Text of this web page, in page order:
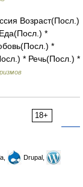
Возраст(Посл.)
*
*
* Речь(Посл.) *
18+
Drupal,